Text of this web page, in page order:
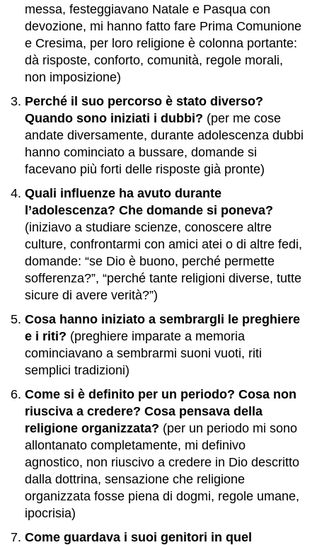
messa, festeggiavano Natale e Pasqua con
devozione, mi hanno fatto fare Prima Comunione
e Cresima, per loro religione è colonna portante:
dà risposte, conforto, comunità, regole morali,
non imposizione)
Perché il suo percorso è stato diverso?
Quando sono iniziati i dubbi? (per me cose
andate diversamente, durante adolescenza dubbi
hanno cominciato a bussare, domande si
facevano più forti delle risposte già pronte)
Quali influenze ha avuto durante
l’adolescenza? Che domande si poneva?
(iniziavo a studiare scienze, conoscere altre
culture, confrontarmi con amici atei o di altre fedi,
domande: “se Dio è buono, perché permette
sofferenza?”, “perché tante religioni diverse, tutte
sicure di avere verità?”)
Cosa hanno iniziato a sembrargli le preghiere
e i riti? (preghiere imparate a memoria
cominciavano a sembrarmi suoni vuoti, riti
semplici tradizioni)
Come si è definito per un periodo? Cosa non
riusciva a credere? Cosa pensava della
religione organizzata? (per un periodo mi sono
allontanato completamente, mi definivo
agnostico, non riuscivo a credere in Dio descritto
dalla dottrina, sensazione che religione
organizzata fosse piena di dogmi, regole umane,
ipocrisia)
Come guardava i suoi genitori in quel